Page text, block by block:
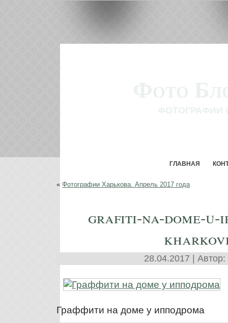
ГЛАВНАЯ
« Фотографии Харькова. Апрель 2017 года
grafiti-na-dome-u-
28.04.2017 | Автор:
Граффити на доме у ипподрома